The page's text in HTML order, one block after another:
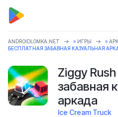
ANDROIDLOMKA.NET » ИГРЫ »
БЕСПЛАТНАЯ ЗАБАВНАЯ КАЗУАЛЬНАЯ
Ziggy
забавная
аркада
Ice Cream Truck